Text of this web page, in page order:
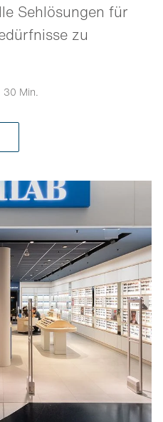
Sehlösungen für
zu
30 Min.